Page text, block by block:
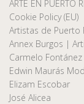
ARTE EN PUERTO
Cookie Policy (EU)
Artistas de Puerto
Annex Burgos |
Carmelo Fontánez
Edwin Maurás
Elizam Escobar
José Alicea